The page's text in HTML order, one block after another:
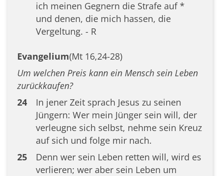
ich meinen Gegnern die Strafe auf *
und denen, die mich hassen, die
Vergeltung. - R
Evangelium(Mt 16,24-28)
Um welchen Preis kann ein Mensch sein Leben
zurückkaufen?
24
In jener Zeit sprach Jesus zu seinen
Jüngern: Wer mein Jünger sein will, der
verleugne sich selbst, nehme sein Kreuz
auf sich und folge mir nach.
25
Denn wer sein Leben retten will, wird es
verlieren; wer aber sein Leben um